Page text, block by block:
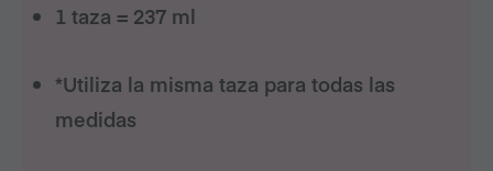
1 taza = 237 ml
*Utiliza la misma taza para todas las
medidas